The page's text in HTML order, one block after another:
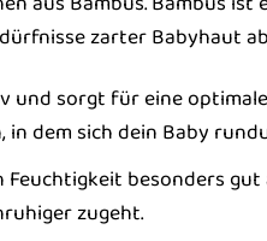
zarter Babyhaut
sorgt für eine
dem sich dein Baby
besonders
zugeht.